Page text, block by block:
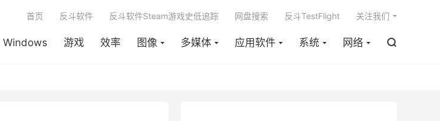
Windows 游戏 效率 图像 多媒体 应用软件 系统 网络 
首页 反斗软件 反斗软件Steam游戏史低追踪 网盘搜索 反斗TestFlight 关注我们